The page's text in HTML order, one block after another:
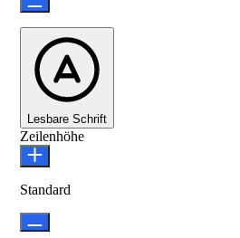
Lesbare Schrift
Zeilenhöhe
Standard